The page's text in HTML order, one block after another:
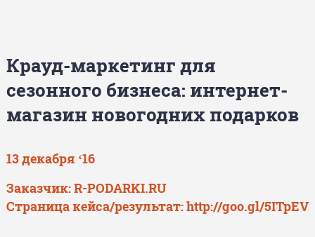
Крауд-маркетинг для
сезонного бизнеса: интернет-
магазин новогодних подарков
13 декабря ‘16
Заказчик:R-PODARKI.RU
Страница кейса/результат:http://goo.gl/5ITpEV